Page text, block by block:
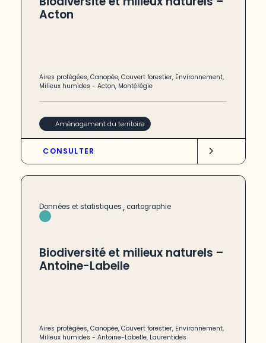
Acton
Aires protégées,Canopée,Couvert forestier, Environnement,
Milieux humides -Acton, Montérégie
Aménagement du territoire
CONSULTER
Données et statistiques, cartographie
Biodiversité et milieux naturels –
Antoine-Labelle
Aires protégées,Canopée,Couvert forestier, Environnement,
Milieux humides -Antoine-Labelle, Laurentides